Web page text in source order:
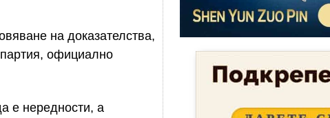
на доказателства,
официално
е нередности, а